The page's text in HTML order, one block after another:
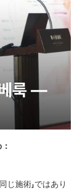
じ施術」ではあり